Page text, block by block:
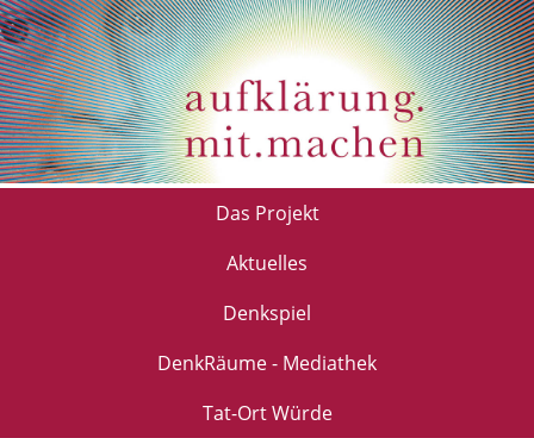
Das Projekt
Aktuelles
Denkspiel
DenkRäume - Mediathek
Tat-Ort Würde